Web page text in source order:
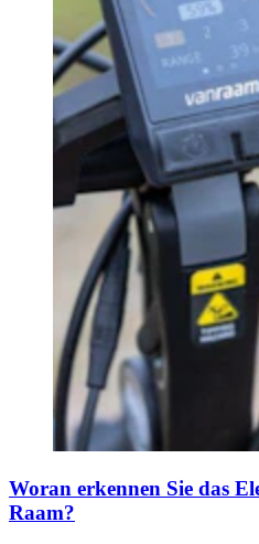
Woran erkennen Sie das
Raam?